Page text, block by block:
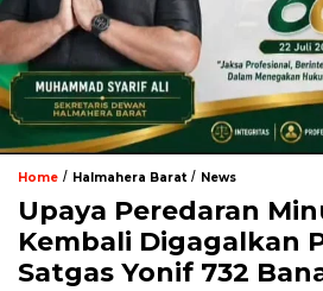
Home / Halmahera Barat/ News
Upaya Peredaran
Kembali Digagalkan
Satgas Yonif 732